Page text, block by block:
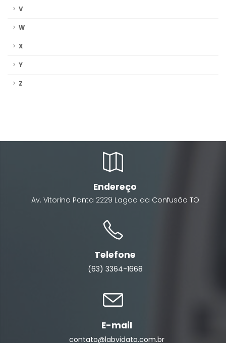
V
W
X
Y
Z
Endereço
Av. Vitorino Panta 2229 Lagoa da Confusão TO
Telefone
(63) 3364-1668
E-mail
contato@labvidato.com.br